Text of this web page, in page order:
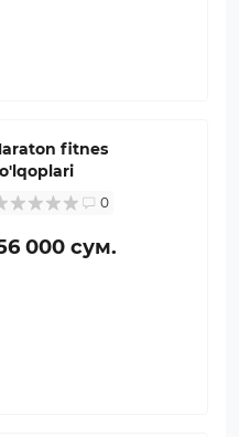
fitnes
0
000 сум.